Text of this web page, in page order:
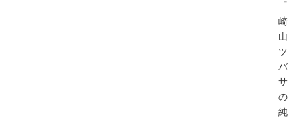
「
崎
山
ツ
バ
サ
の
純